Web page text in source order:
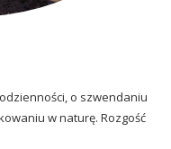
o szwendaniu
w naturę. Rozgość